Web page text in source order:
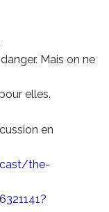
Mais on ne
elles.
en
the-